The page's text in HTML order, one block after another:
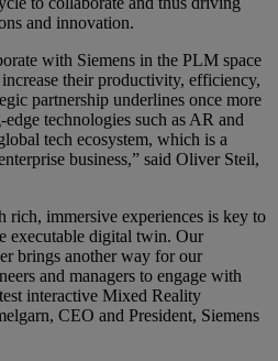
and innovation.
with Siemens in the PLM space
their productivity, efficiency,
partnership underlines once more
technologies such as AR and
tech ecosystem, which is a
business,” said Oliver Steil,
rich, immersive experiences is key to
executable digital twin. Our
brings another way for our
and managers to engage with
interactive Mixed Reality
CEO and President, Siemens